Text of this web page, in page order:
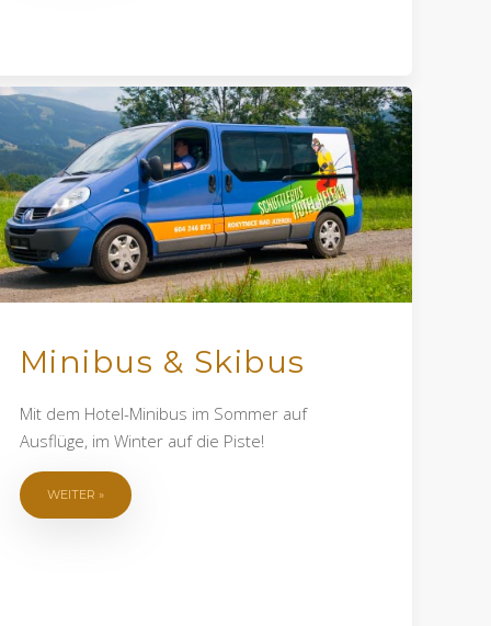
Minibus & Skibus
Mit dem Hotel-Minibus im Sommer auf
Ausflüge, im Winter auf die Piste!
WEITER »